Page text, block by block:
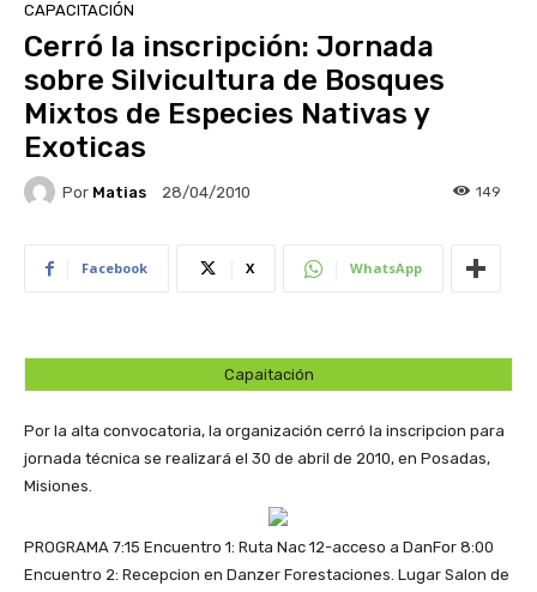
CAPACITACIÓN
Cerró la inscripción: Jornada
sobre Silvicultura de Bosques
Mixtos de Especies Nativas y
Exoticas
Por Matias 28/04/2010 149
Facebook X WhatsApp
Capaitación
Por la alta convocatoria, la organización cerró la inscripcion para
jornada técnica se realizará el 30 de abril de 2010, en Posadas,
Misiones.
PROGRAMA 7:15 Encuentro 1: Ruta Nac 12-acceso a DanFor 8:00
Encuentro 2: Recepcion en Danzer Forestaciones. Lugar Salon de